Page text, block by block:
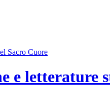
e letterature